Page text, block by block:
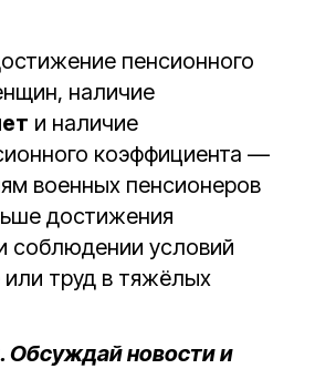
пенсионного
наличие
и наличие
коэффициента —
военных пенсионеров
достижения
соблюдении условий
или труд в тяжёлых
. Обсуждай новости и